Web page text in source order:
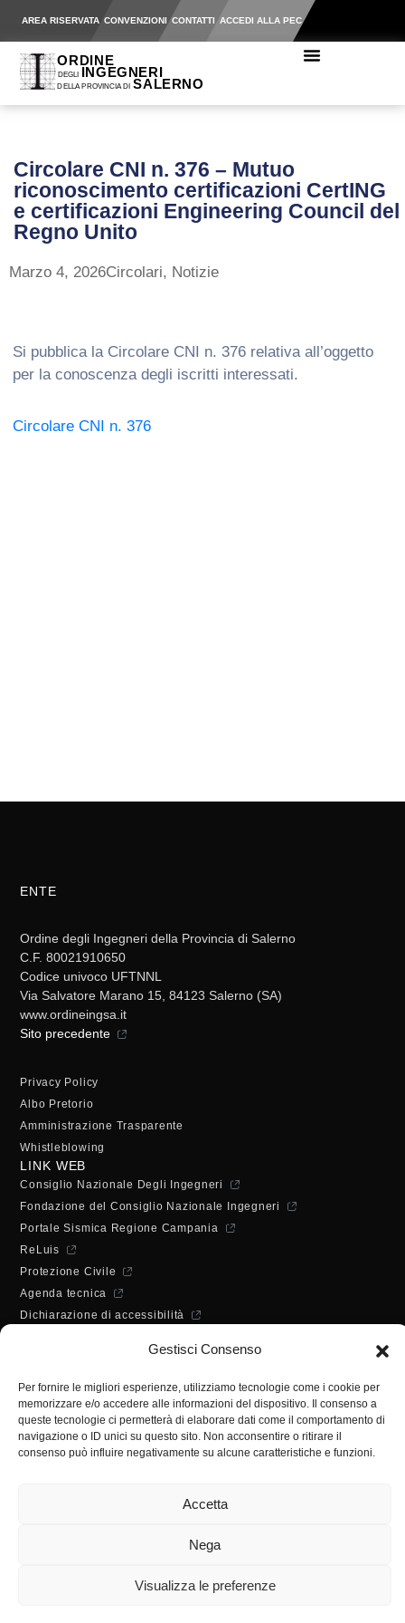
Gestisci Consenso
Per fornire le migliori esperienze, utilizziamo tecnologie come i cookie per
memorizzare e/o accedere alle informazioni del dispositivo. Il consenso a
queste tecnologie ci permetterà di elaborare dati come il comportamento di
navigazione o ID unici su questo sito. Non acconsentire o ritirare il
consenso può influire negativamente su alcune caratteristiche e funzioni.
Accetta
Nega
Visualizza le preferenze
AREA RISERVATA CONVENZIONI CONTATTI ACCEDI ALLA PEC
Circolare CNI n. 376 – Mutuo
riconoscimento certificazioni CertING
e certificazioni Engineering Council del
Regno Unito
Marzo 4, 2026Circolari, Notizie
Si pubblica la Circolare CNI n. 376 relativa all’oggetto
per la conoscenza degli iscritti interessati.
Circolare CNI n. 376
ENTE
Ordine degli Ingegneri della Provincia di Salerno
C.F. 80021910650
Codice univoco UFTNNL
Via Salvatore Marano 15, 84123 Salerno (SA)
www.ordineingsa.it
Sito precedente
Privacy Policy
Albo Pretorio
Amministrazione Trasparente
Whistleblowing
LINK WEB
Consiglio Nazionale Degli Ingegneri
Fondazione del Consiglio Nazionale Ingegneri
Portale Sismica Regione Campania
ReLuis
Protezione Civile
Agenda tecnica
Dichiarazione di accessibilità
Lunedì - Mercoledì - Venerdì:
Martedì - Giovedì:
10:00 - 12:00 / 14:30 - 16:30
SEGRETERIA